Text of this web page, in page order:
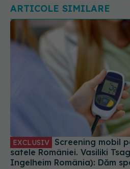
ARTICOLE SIMILARE
EXCLUSIV
satele României. Vasiliki
Ingelheim România): Dăm